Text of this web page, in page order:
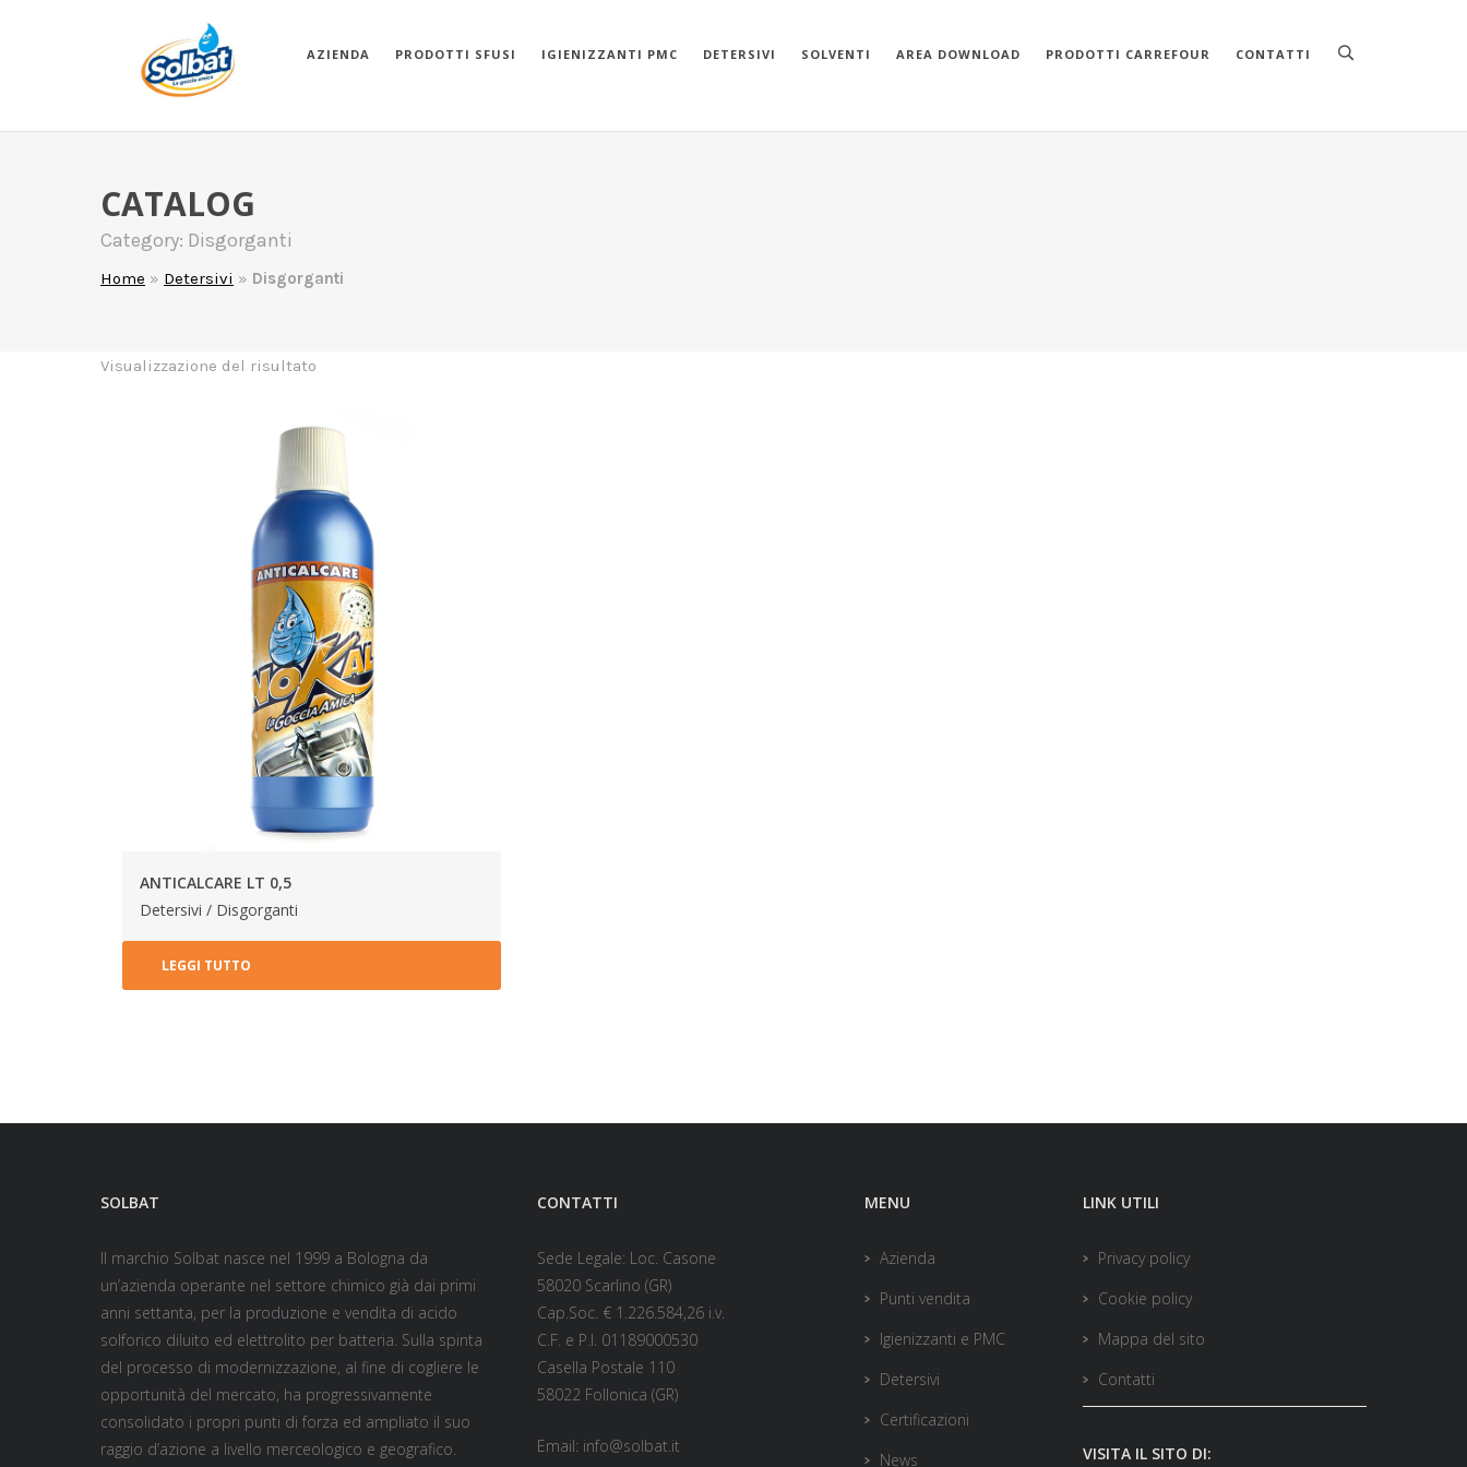
AZIENDA PRODOTTI SFUSI IGIENIZZANTI PMC DETERSIVI SOLVENTI AREA DOWNLOAD PRODOTTI CARREFOUR CONTATTI
CATALOG
Category: Disgorganti
Home » Detersivi » Disgorganti
Visualizzazione del risultato
ANTICALCARE LT 0,5
Detersivi / Disgorganti
LEGGI TUTTO
SOLBAT
Il marchio Solbat nasce nel 1999 a Bologna da
un’azienda operante nel settore chimico già dai primi
anni settanta, per la produzione e vendita di acido
solforico diluito ed elettrolito per batteria. Sulla spinta
del processo di modernizzazione, al fine di cogliere le
opportunità del mercato, ha progressivamente
consolidato i propri punti di forza ed ampliato il suo
raggio d’azione a livello merceologico e geografico.
CONTATTI
Sede Legale: Loc. Casone
58020 Scarlino (GR)
Cap.Soc. € 1.226.584,26 i.v.
C.F. e P.I. 01189000530
Casella Postale 110
58022 Follonica (GR)
Email: info@solbat.it
MENU
Azienda
Punti vendita
Igienizzanti e PMC
Detersivi
Certificazioni
News
LINK UTILI
Privacy policy
Cookie policy
Mappa del sito
Contatti
VISITA IL SITO DI: